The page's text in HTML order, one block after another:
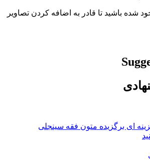
شده باشید تا قادر به اضافه کردن تصاویر